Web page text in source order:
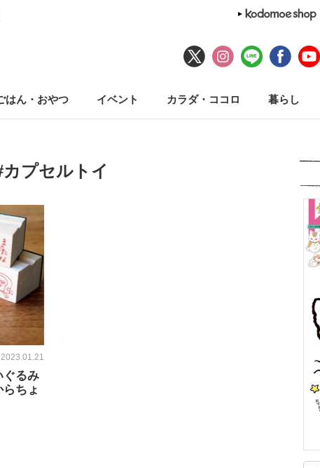
はん・おやつ イベント カラダ・ココロ 暮らし
カプセルトイ
2023.01.21
ぐるみ
ちょ